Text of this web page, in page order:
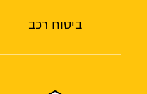
ביטוח רכב